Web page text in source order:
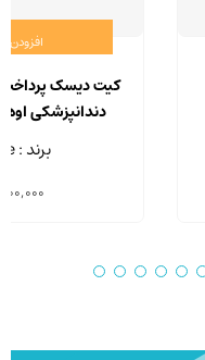
افزودن
کیت دیسک پرداخت
DIA
برند : Eve - آلمان